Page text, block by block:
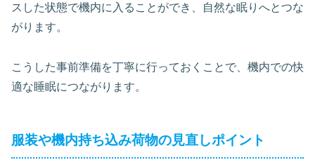
スした状態で機内に入ることができ、自然な眠りへとつな
がります。
こうした事前準備を丁寧に行っておくことで、機内での快
適な睡眠につながります。
服装や機内持ち込み荷物の見直しポイント